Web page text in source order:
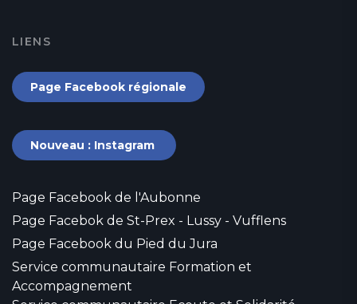
LIENS
Page Facebook régionale
Nouveau : Instagram
Page Facebook de l'Aubonne
Page Facebok de St-Prex - Lussy - Vufflens
Page Facebook du Pied du Jura
Service communautaire Formation et
Accompagnement